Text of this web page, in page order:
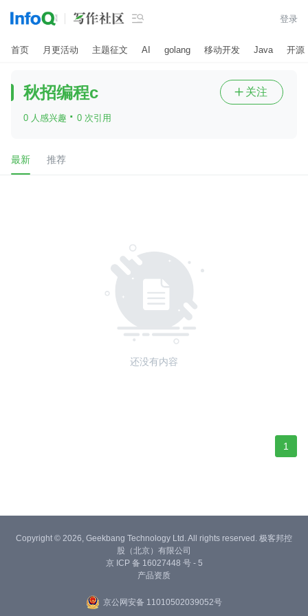
 登录
首页 月更活动 主题征文 AI golang 移动开发 Java 开源
秋招编程c
0 人感兴趣 · 0 次引用
 关注
最新 推荐
还没有内容
1
Copyright © 2026, Geekbang Technology Ltd. All rights reserved. 极客邦控
股（北京）有限公司
京 ICP 备 16027448 号 - 5
产品资质
京公网安备 11010502039052号